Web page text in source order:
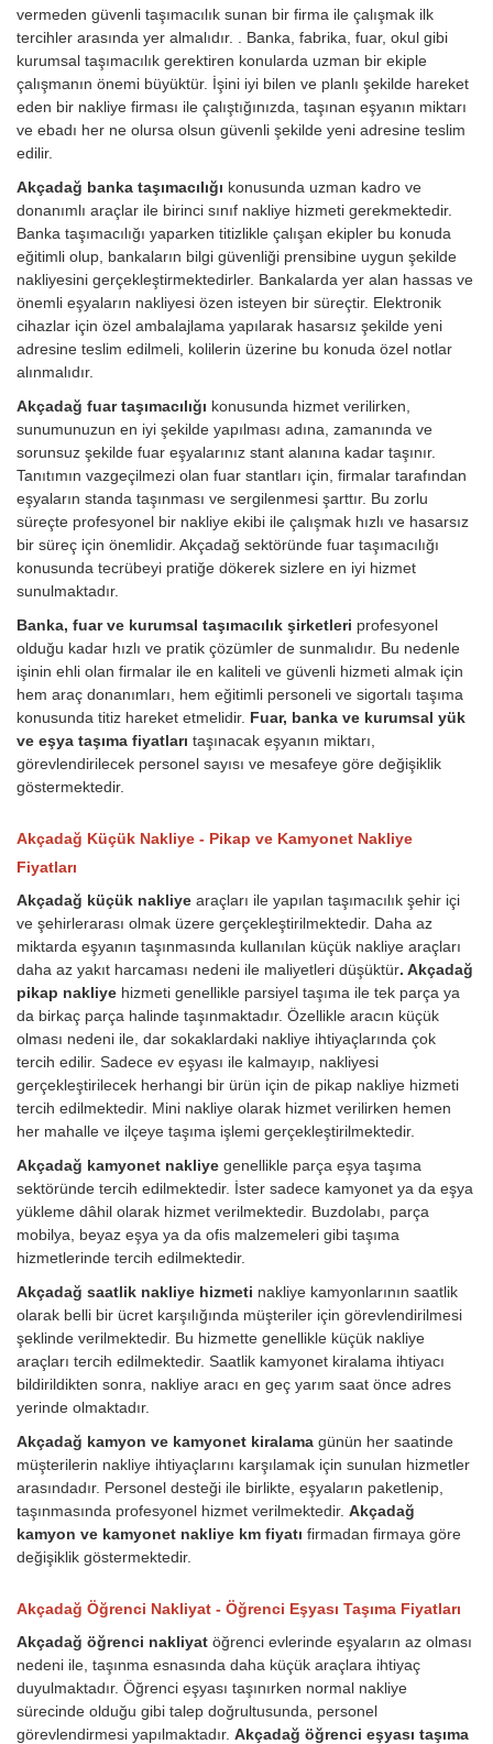
vermeden güvenli taşımacılık sunan bir firma ile çalışmak ilk
tercihler arasında yer almalıdır. . Banka, fabrika, fuar, okul gibi
kurumsal taşımacılık gerektiren konularda uzman bir ekiple
çalışmanın önemi büyüktür. İşini iyi bilen ve planlı şekilde hareket
eden bir nakliye firması ile çalıştığınızda, taşınan eşyanın miktarı
ve ebadı her ne olursa olsun güvenli şekilde yeni adresine teslim
edilir.
Akçadağ banka taşımacılığı konusunda uzman kadro ve
donanımlı araçlar ile birinci sınıf nakliye hizmeti gerekmektedir.
Banka taşımacılığı yaparken titizlikle çalışan ekipler bu konuda
eğitimli olup, bankaların bilgi güvenliği prensibine uygun şekilde
nakliyesini gerçekleştirmektedirler. Bankalarda yer alan hassas ve
önemli eşyaların nakliyesi özen isteyen bir süreçtir. Elektronik
cihazlar için özel ambalajlama yapılarak hasarsız şekilde yeni
adresine teslim edilmeli, kolilerin üzerine bu konuda özel notlar
alınmalıdır.
Akçadağ fuar taşımacılığı konusunda hizmet verilirken,
sunumunuzun en iyi şekilde yapılması adına, zamanında ve
sorunsuz şekilde fuar eşyalarınız stant alanına kadar taşınır.
Tanıtımın vazgeçilmezi olan fuar stantları için, firmalar tarafından
eşyaların standa taşınması ve sergilenmesi şarttır. Bu zorlu
süreçte profesyonel bir nakliye ekibi ile çalışmak hızlı ve hasarsız
bir süreç için önemlidir. Akçadağ sektöründe fuar taşımacılığı
konusunda tecrübeyi pratiğe dökerek sizlere en iyi hizmet
sunulmaktadır.
Banka, fuar ve kurumsal taşımacılık şirketleri profesyonel
olduğu kadar hızlı ve pratik çözümler de sunmalıdır. Bu nedenle
işinin ehli olan firmalar ile en kaliteli ve güvenli hizmeti almak için
hem araç donanımları, hem eğitimli personeli ve sigortalı taşıma
konusunda titiz hareket etmelidir. Fuar, banka ve kurumsal yük
ve eşya taşıma fiyatları taşınacak eşyanın miktarı,
görevlendirilecek personel sayısı ve mesafeye göre değişiklik
göstermektedir.
Akçadağ Küçük Nakliye - Pikap ve Kamyonet Nakliye
Fiyatları
Akçadağ küçük nakliye araçları ile yapılan taşımacılık şehir içi
ve şehirlerarası olmak üzere gerçekleştirilmektedir. Daha az
miktarda eşyanın taşınmasında kullanılan küçük nakliye araçları
daha az yakıt harcaması nedeni ile maliyetleri düşüktür. Akçadağ
pikap nakliye hizmeti genellikle parsiyel taşıma ile tek parça ya
da birkaç parça halinde taşınmaktadır. Özellikle aracın küçük
olması nedeni ile, dar sokaklardaki nakliye ihtiyaçlarında çok
tercih edilir. Sadece ev eşyası ile kalmayıp, nakliyesi
gerçekleştirilecek herhangi bir ürün için de pikap nakliye hizmeti
tercih edilmektedir. Mini nakliye olarak hizmet verilirken hemen
her mahalle ve ilçeye taşıma işlemi gerçekleştirilmektedir.
Akçadağ kamyonet nakliye genellikle parça eşya taşıma
sektöründe tercih edilmektedir. İster sadece kamyonet ya da eşya
yükleme dâhil olarak hizmet verilmektedir. Buzdolabı, parça
mobilya, beyaz eşya ya da ofis malzemeleri gibi taşıma
hizmetlerinde tercih edilmektedir.
Akçadağ saatlik nakliye hizmeti nakliye kamyonlarının saatlik
olarak belli bir ücret karşılığında müşteriler için görevlendirilmesi
şeklinde verilmektedir. Bu hizmette genellikle küçük nakliye
araçları tercih edilmektedir. Saatlik kamyonet kiralama ihtiyacı
bildirildikten sonra, nakliye aracı en geç yarım saat önce adres
yerinde olmaktadır.
Akçadağ kamyon ve kamyonet kiralama günün her saatinde
müşterilerin nakliye ihtiyaçlarını karşılamak için sunulan hizmetler
arasındadır. Personel desteği ile birlikte, eşyaların paketlenip,
taşınmasında profesyonel hizmet verilmektedir. Akçadağ
kamyon ve kamyonet nakliye km fiyatı firmadan firmaya göre
değişiklik göstermektedir.
Akçadağ Öğrenci Nakliyat - Öğrenci Eşyası Taşıma Fiyatları
Akçadağ öğrenci nakliyat öğrenci evlerinde eşyaların az olması
nedeni ile, taşınma esnasında daha küçük araçlara ihtiyaç
duyulmaktadır. Öğrenci eşyası taşınırken normal nakliye
sürecinde olduğu gibi talep doğrultusunda, personel
görevlendirmesi yapılmaktadır. Akçadağ öğrenci eşyası taşıma